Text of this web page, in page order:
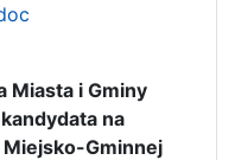
Miasta i Gminy
na
Gminnej